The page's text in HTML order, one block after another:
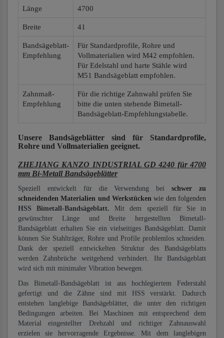
Länge 4700
Breite 41
Bandsägeblatt-
Empfehlung
Für Standardprofile, Rohre und
Vollmaterialien wird M42 empfohlen.
Für Edelstahl und harte Stähle wird
M51 Bandsägeblatt empfohlen.
Zahnmaß-
Empfehlung
Für die richtige Zahnwahl prüfen Sie
bitte die unten stehende Bimetall-
Bandsägeblatt-Empfehlungstabelle.
Unsere Bandsägeblätter sind für Standardprofile,
Rohre und Vollmaterialien geeignet.
ZHEJIANG KANZO INDUSTRIAL GD 4240 für 4700
mm Bi-Metall Bandsägeblätter
Speziell entwickelt für die Verwendung beischwer zu
schneidenden Materialien und Werkstücken wie den folgenden
HSS Bimetall-Bandsägeblatt. Mit dem speziell für Sie in
gewünschter Länge und Breite hergestellten Bimetall-
Bandsägeblatt erhalten Sie ein vielseitiges Bandsägeblatt. Damit
können Sie Stahlträger, Rohre und Profile problemlos schneiden.
Dank der speziell entwickelten Struktur des Bandsägeblatts
werden Zahnbrüche weitgehend verhindert. Ihr Bandsägeblatt
wird sich mit minimaler Vibration bewegen.
Das Bimetall-Bandsägeblatt ist aus hochlegiertem Federstahl
gefertigt und die Zähne sind mit HSS verstärkt. Dadurch
entstehen langlebige Bandsägeblätter, die unter den richtigen
Bedingungen arbeiten. Bei Maschinen mit entsprechend dem
Material eingestellter Drehzahl und richtiger Zahnauswahl
erzielen sie hervorragende Ergebnisse. Mit dem langlebigen